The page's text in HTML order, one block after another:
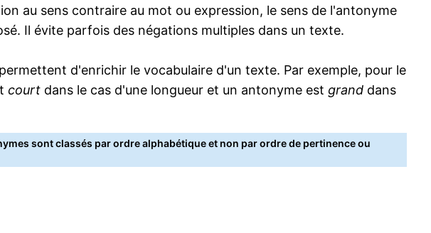
au sens contraire au mot ou expression, le sens de l'antonyme
Il évite parfois des négations multiples dans un texte.
d'enrichir le vocabulaire d'un texte. Par exemple, pour le
court dans le cas d'une longueur et un antonyme est grand dans
sont classés par ordre alphabétique et non par ordre de pertinence ou